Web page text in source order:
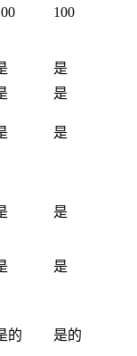
100
是
是
是
是
是
的
是的